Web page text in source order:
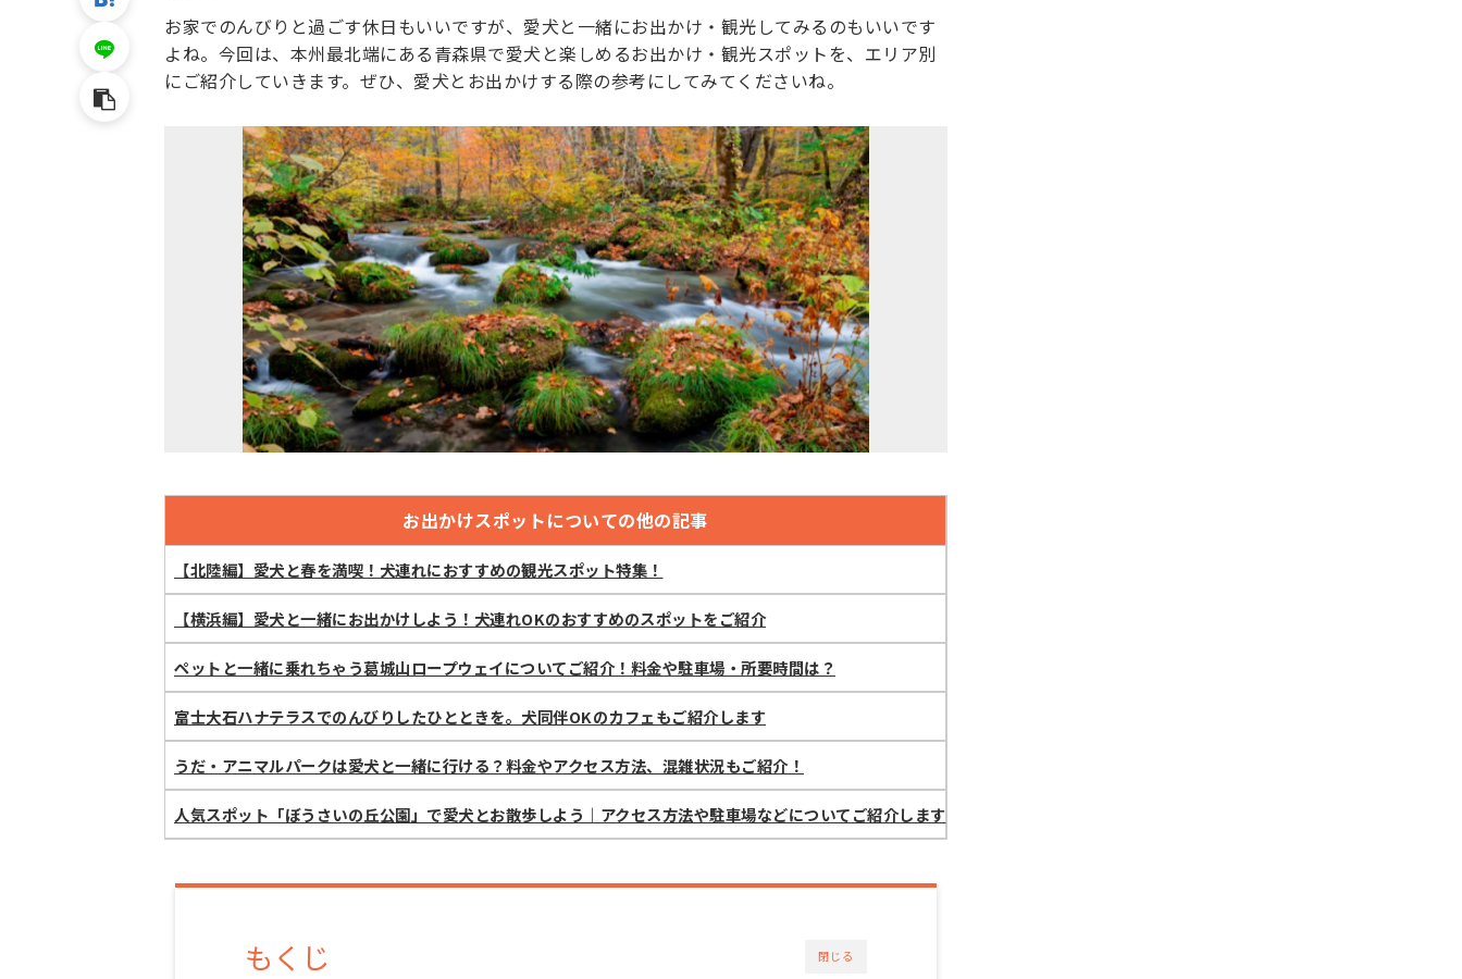
お家でのんびりと過ごす休日もいいですが、愛犬と一緒にお出かけ・観光してみるのもいいです
よね。今回は、本州最北端にある青森県で愛犬と楽しめるお出かけ・観光スポットを、エリア別
にご紹介していきます。ぜひ、愛犬とお出かけする際の参考にしてみてくださいね。
お出かけスポットについての他の記事
【北陸編】愛犬と春を満喫！犬連れにおすすめの観光スポット特集！
【横浜編】愛犬と一緒にお出かけしよう！犬連れOKのおすすめのスポットをご紹介
ペットと一緒に乗れちゃう葛城山ロープウェイについてご紹介！料金や駐車場・所要時間は？
富士大石ハナテラスでのんびりしたひとときを。犬同伴OKのカフェもご紹介します
うだ・アニマルパークは愛犬と一緒に行ける？料金やアクセス方法、混雑状況もご紹介！
人気スポット「ぼうさいの丘公園」で愛犬とお散歩しよう｜アクセス方法や駐車場などについてご紹介します
閉じる
もくじ